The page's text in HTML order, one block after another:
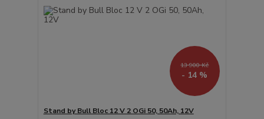
13 900 Kč
- 14 %
Stand by Bull Bloc 12 V 2 OGi 50, 50Ah, 12V